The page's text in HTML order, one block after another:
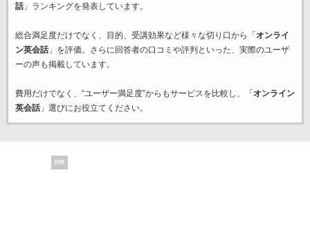
話」ランキングを発表しています。
総合満足度だけでなく、目的、受講効果など様々な切り口から「 オンライ
ン英会話」を評価。さらに回答者の口コミや評判といった、実際のユーザ
ーの声も掲載しています。
費用だけでなく、“ユーザー満足度”からもサービスを比較し、「 オンライン
英会話」選びにお役立てください。
PR